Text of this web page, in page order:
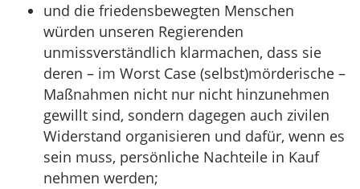
und die friedensbewegten Menschen
würden unseren Regierenden
unmissverständlich klarmachen, dass sie
deren – im Worst Case (selbst)mörderische –
Maßnahmen nicht nur nicht hinzunehmen
gewillt sind, sondern dagegen auch zivilen
Widerstand organisieren und dafür, wenn es
sein muss, persönliche Nachteile in Kauf
nehmen werden;